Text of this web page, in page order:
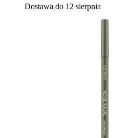
Dostawa do 12 sierpnia